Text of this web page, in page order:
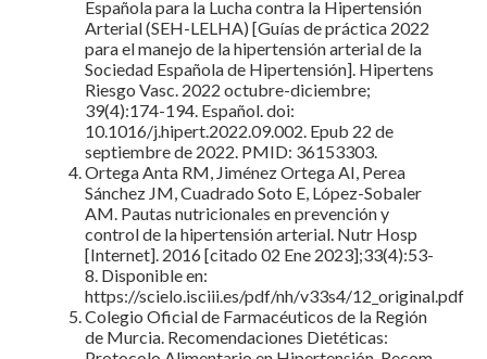
Española para la Lucha contra la Hipertensión
Arterial (SEH-LELHA) [Guías de práctica 2022
para el manejo de la hipertensión arterial de la
Sociedad Española de Hipertensión]. Hipertens
Riesgo Vasc. 2022 octubre-diciembre;
39(4):174-194. Español. doi:
10.1016/j.hipert.2022.09.002. Epub 22 de
septiembre de 2022. PMID: 36153303.
Ortega Anta RM, Jiménez Ortega AI, Perea
Sánchez JM, Cuadrado Soto E, López-Sobaler
AM. Pautas nutricionales en prevención y
control de la hipertensión arterial. Nutr Hosp
[Internet]. 2016 [citado 02 Ene 2023];33(4):53-
8. Disponible en:
https://scielo.isciii.es/pdf/nh/v33s4/12_original.pdf
Colegio Oficial de Farmacéuticos de la Región
de Murcia. Recomendaciones Dietéticas: